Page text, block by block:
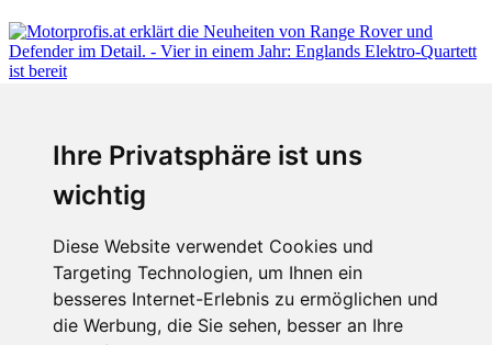
Ihre Privatsphäre ist uns
wichtig
Diese Website verwendet Cookies und
Targeting Technologien, um Ihnen ein
besseres Internet-Erlebnis zu ermöglichen und
die Werbung, die Sie sehen, besser an Ihre
Vier in einem Jahr: Englands Elektro-Quartett ist bereit
Fabian Steiner
Auto heißt Auto: Wie man die Klimaanlage bedient (und wie nicht)